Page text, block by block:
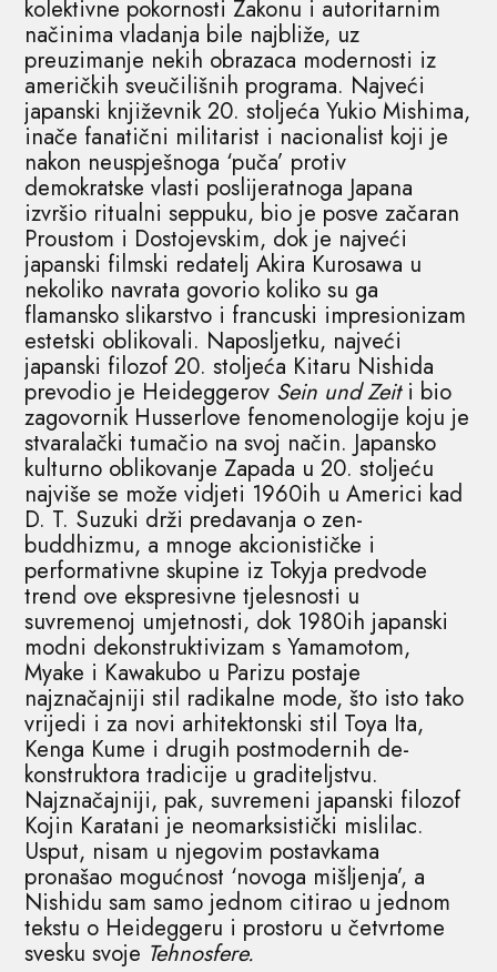
kolektivne pokornosti Zakonu i autoritarnim
načinima vladanja bile najbliže, uz
preuzimanje nekih obrazaca modernosti iz
američkih sveučilišnih programa. Najveći
japanski književnik 20. stoljeća Yukio Mishima,
inače fanatični militarist i nacionalist koji je
nakon neuspješnoga ‘puča’ protiv
demokratske vlasti poslijeratnoga Japana
izvršio ritualni seppuku, bio je posve začaran
Proustom i Dostojevskim, dok je najveći
japanski filmski redatelj Akira Kurosawa u
nekoliko navrata govorio koliko su ga
flamansko slikarstvo i francuski impresionizam
estetski oblikovali. Naposljetku, najveći
japanski filozof 20. stoljeća Kitaru Nishida
prevodio je Heideggerov Sein und Zeiti bio
zagovornik Husserlove fenomenologije koju je
stvaralački tumačio na svoj način. Japansko
kulturno oblikovanje Zapada u 20. stoljeću
najviše se može vidjeti 1960ih u Americi kad
D. T. Suzuki drži predavanja o zen-
buddhizmu, a mnoge akcionističke i
performativne skupine iz Tokyja predvode
trend ove ekspresivne tjelesnosti u
suvremenoj umjetnosti, dok 1980ih japanski
modni dekonstruktivizam s Yamamotom,
Myake i Kawakubo u Parizu postaje
najznačajniji stil radikalne mode, što isto tako
vrijedi i za novi arhitektonski stil Toya Ita,
Kenga Kume i drugih postmodernih de-
konstruktora tradicije u graditeljstvu.
Najznačajniji, pak, suvremeni japanski filozof
Kojin Karatani je neomarksistički mislilac.
Usput, nisam u njegovim postavkama
pronašao mogućnost ‘novoga mišljenja’, a
Nishidu sam samo jednom citirao u jednom
tekstu o Heideggeru i prostoru u četvrtome
svesku svoje Tehnosfere.